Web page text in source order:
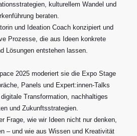
kulturellem Wandel und
beraten.
und Ideation Coach konzipiert und
Prozesse, die aus Ideen konkrete
Lösungen entstehen lassen.
2025 moderiert sie die Expo Stage
Panels und Expert:innen-Talks
Transformation, nachhaltiges
und Zukunftsstrategien.
Frage, wie wir Ideen nicht nur denken,
– und wie aus Wissen und Kreativität